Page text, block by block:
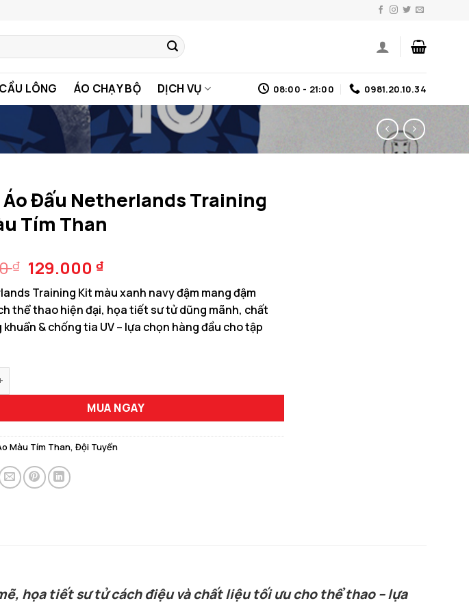
LÔNG ÁO CHẠY BỘ DỊCH VỤ 08:00 - 21:00 0981.20.10.34
Áo Đấu Netherlands Training
Tím Than
₫ Giá
gốc
là:
150.000 ₫.
129.000₫Giá
hiện
tại
là:
129.000 ₫.
Training Kit màu xanh navy đậm mang đậm
thể thao hiện đại, họa tiết sư tử dũng mãnh, chất
khuẩn & chống tia UV – lựa chọn hàng đầu cho tập
Netherlands Training Kit Màu Tím Than số lượng
MUA NGAY
Màu Tím Than, Đội Tuyển
họa tiết sư tử cách điệu và chất liệu tối ưu cho thể thao – lựa